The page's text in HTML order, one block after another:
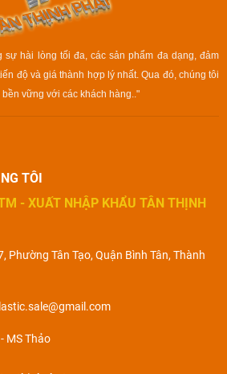
sự hài lòng tối đa, các sản phẩm đa dạng, đảm
độ và giá thành hợp lý nhất. Qua đó, chúng tôi
vững với các khách hàng.."
TÔI
- XUẤT NHẬP KHẨU TÂN THỊNH
Phường Tân Tạo, Quận Bình Tân, Thành
MS Thảo